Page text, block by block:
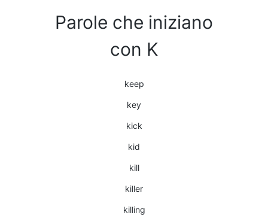
Parole che iniziano
con K
keep
key
kick
kid
kill
killer
killing